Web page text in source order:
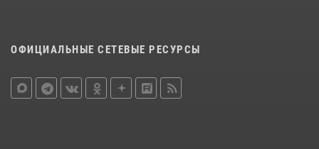
ОФИЦИАЛЬНЫЕ СЕТЕВЫЕ РЕСУРСЫ